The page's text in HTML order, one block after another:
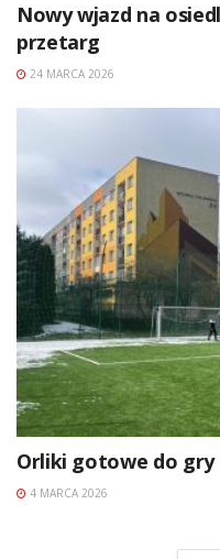
Nowy wjazd na
przetarg
24 MARCA 2026
Orliki gotowe do gry
4 MARCA 2026